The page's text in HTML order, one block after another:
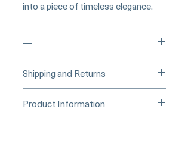
into a piece of timeless elegance.
—
______Buy Securely on Etsy
Shipping and Returns
At Pearl Vogue, each piece is a
Product Information